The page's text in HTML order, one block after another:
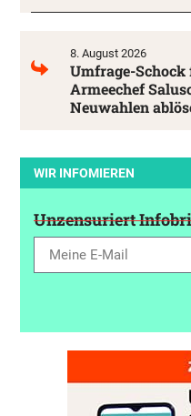
8. August 2026
Umfrage-
Armeechef
Neuwahlen
WIR INFOMIEREN
Unzensuriert